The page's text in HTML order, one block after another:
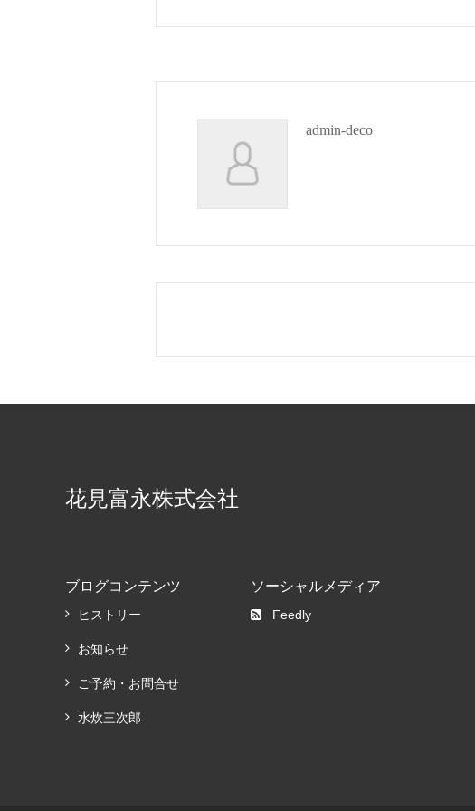
admin-deco
花見富永株式会社
ブログコンテンツ
ヒストリー
お知らせ
ご予約・お問合せ
水炊三次郎
ソーシャルメディア
Feedly